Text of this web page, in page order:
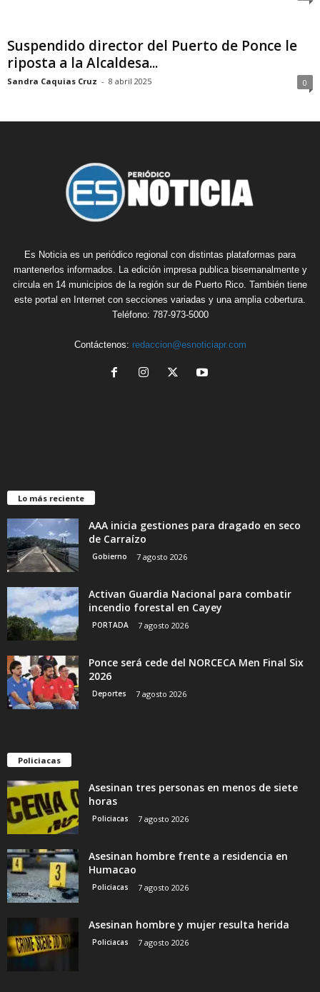
Suspendido director del Puerto de Ponce le
riposta a la Alcaldesa...
Sandra Caquias Cruz - 8 abril 2025 0
Es Noticia es un periódico regional con distintas plataformas para
mantenerlos informados. La edición impresa publica bisemanalmente y
circula en 14 municipios de la región sur de Puerto Rico. También tiene
este portal en Internet con secciones variadas y una amplia cobertura.
Teléfono: 787-973-5000
Contáctenos: redaccion@esnoticiapr.com
Lo más reciente
AAA inicia gestiones para dragado en seco
de Carraízo
Gobierno 7 agosto 2026
Activan Guardia Nacional para combatir
incendio forestal en Cayey
PORTADA 7 agosto 2026
Ponce será cede del NORCECA Men Final Six
2026
Deportes 7 agosto 2026
Policiacas
Asesinan tres personas en menos de siete
horas
Policiacas 7 agosto 2026
Asesinan hombre frente a residencia en
Humacao
Policiacas 7 agosto 2026
Asesinan hombre y mujer resulta herida
Policiacas 7 agosto 2026